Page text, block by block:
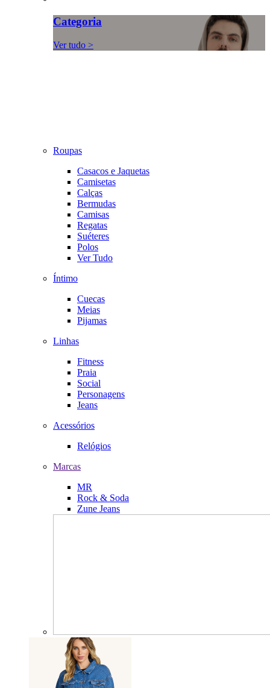
Categoria
Ver tudo >
Roupas
Casacos e Jaquetas
Camisetas
Calças
Bermudas
Camisas
Regatas
Suéteres
Polos
Ver Tudo
Íntimo
Cuecas
Meias
Pijamas
Linhas
Fitness
Praia
Social
Personagens
Jeans
Acessórios
Relógios
Marcas
MR
Rock & Soda
Zune Jeans